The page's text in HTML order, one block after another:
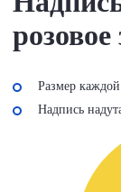
розовое
Размер
Надпись